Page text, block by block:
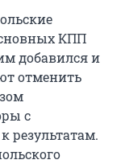
КПП
добавился и
отменить
с
результатам.